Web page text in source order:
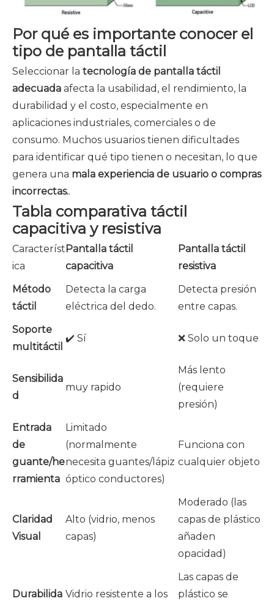
Por qué es importante conocer el
tipo de pantalla táctil
Seleccionar la tecnología de pantalla táctil
adecuada afecta la usabilidad, el rendimiento, la
durabilidad y el costo, especialmente en
aplicaciones industriales, comerciales o de
consumo. Muchos usuarios tienen dificultades
para identificar qué tipo tienen o necesitan, lo que
genera una mala experiencia de usuario o compras
incorrectas..
Tabla comparativa táctil
capacitiva y resistiva
Característ
ica
Pantalla táctil
capacitiva
Pantalla táctil
resistiva
Método
táctil
Detecta la carga
eléctrica del dedo.
Detecta presión
entre capas.
Soporte
multitáctil
✔️ Sí ❌ Solo un toque
Sensibilida
d
muy rapido
Más lento
(requiere
presión)
Entrada
de
guante/he
rramienta
Limitado
(normalmente
necesita guantes/lápiz
óptico conductores)
Funciona con
cualquier objeto
Claridad
Visual
Alto (vidrio, menos
capas)
Moderado (las
capas de plástico
añaden
opacidad)
Durabilida Vidrio resistente a los
Las capas de
plástico se